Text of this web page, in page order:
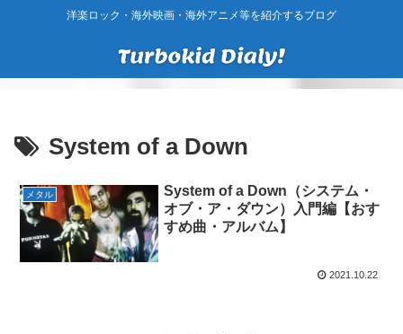
洋楽ロック・海外映画・海外アニメ等を紹介するブログ
System of a Down
メタル
System of a Down（システム・
オブ・ア・ダウン）入門編【おす
すめ曲・アルバム】
2021.10.22